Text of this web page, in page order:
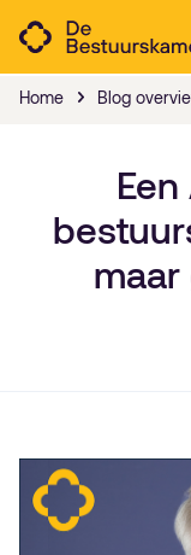
Home Blog
maar